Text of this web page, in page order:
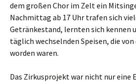
dem großen Chor im Zelt ein
Nachmittag ab 17 Uhr trafen sich
Getränkestand, lernten sich kennen
täglich wechselnden Speisen, die
worden waren.
Das Zirkusprojekt war nicht nur eine